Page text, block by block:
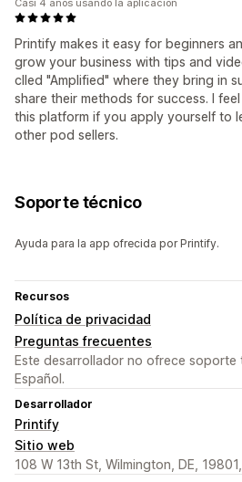
Printify makes it easy for beginners
grow your business with tips and
clled "Amplified" where they bring in
share their methods for success. I
this platform if you apply yourself to
other pod sellers.
Casi 4 años usando la aplicación
Soporte técnico
Ayuda para la app ofrecida por Printify.
Recursos
Política de privacidad
Preguntas frecuentes
Este desarrollador no ofrece
Español.
Desarrollador
Printify
Sitio web
108 W 13th St, Wilmington, DE,